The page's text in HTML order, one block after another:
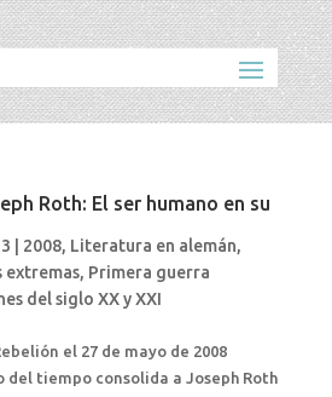
Roth: El ser humano en su
2008, Literatura en alemán,
extremas, Primera guerra
del siglo XX y XXI
el 27 de mayo de 2008
del tiempo consolida a Joseph Roth